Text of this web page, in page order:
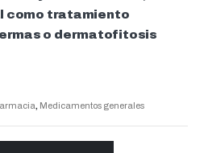
como tratamiento
o dermatofitosis
, Medicamentos generales